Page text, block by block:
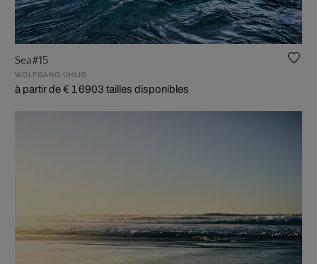
Sea #15
WOLFGANG UHLIG
à partir de € 1 6903 tailles disponibles